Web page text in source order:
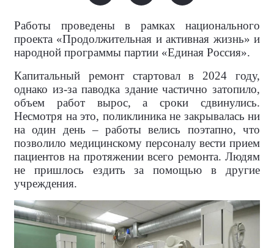
Работы проведены в рамках национального
проекта «Продолжительная и активная жизнь» и
народной программы партии «Единая Россия».
Капитальный ремонт стартовал в 2024 году,
однако из-за паводка здание частично затопило,
объем работ вырос, а сроки сдвинулись.
Несмотря на это, поликлиника не закрывалась ни
на один день – работы велись поэтапно, что
позволило медицинскому персоналу вести прием
пациентов на протяжении всего ремонта. Людям
не пришлось ездить за помощью в другие
учреждения.